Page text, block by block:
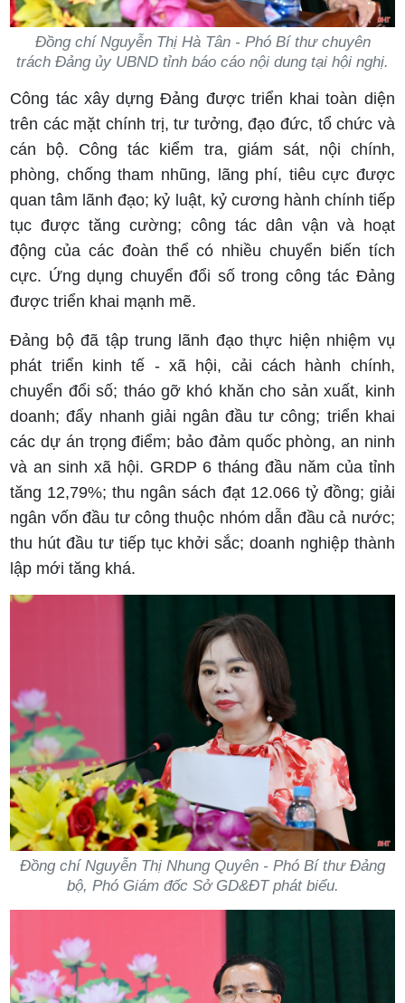
Đồng chí Nguyễn Thị Hà Tân - Phó Bí thư chuyên
trách Đảng ủy UBND tỉnh báo cáo nội dung tại hội nghị.
Công tác xây dựng Đảng được triển khai toàn diện
trên các mặt chính trị, tư tưởng, đạo đức, tổ chức và
cán bộ. Công tác kiểm tra, giám sát, nội chính,
phòng, chống tham nhũng, lãng phí, tiêu cực được
quan tâm lãnh đạo; kỷ luật, kỷ cương hành chính tiếp
tục được tăng cường; công tác dân vận và hoạt
động của các đoàn thể có nhiều chuyển biến tích
cực. Ứng dụng chuyển đổi số trong công tác Đảng
được triển khai mạnh mẽ.
Đảng bộ đã tập trung lãnh đạo thực hiện nhiệm vụ
phát triển kinh tế - xã hội, cải cách hành chính,
chuyển đổi số; tháo gỡ khó khăn cho sản xuất, kinh
doanh; đẩy nhanh giải ngân đầu tư công; triển khai
các dự án trọng điểm; bảo đảm quốc phòng, an ninh
và an sinh xã hội. GRDP 6 tháng đầu năm của tỉnh
tăng 12,79%; thu ngân sách đạt 12.066 tỷ đồng; giải
ngân vốn đầu tư công thuộc nhóm dẫn đầu cả nước;
thu hút đầu tư tiếp tục khởi sắc; doanh nghiệp thành
lập mới tăng khá.
Đồng chí Nguyễn Thị Nhung Quyên - Phó Bí thư Đảng
bộ, Phó Giám đốc Sở GD&ĐT phát biểu.